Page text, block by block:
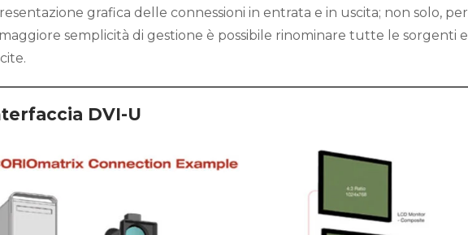
grafica delle connessioni in entrata e in uscita; non solo, per
semplicità di gestione è possibile rinominare tutte le sorgenti e
DVI-U